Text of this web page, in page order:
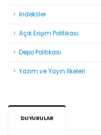
İndeksler
Açık Erişim Politikası
Depo Politikası
Yazım ve Yayın İlkeleri
DUYURULAR